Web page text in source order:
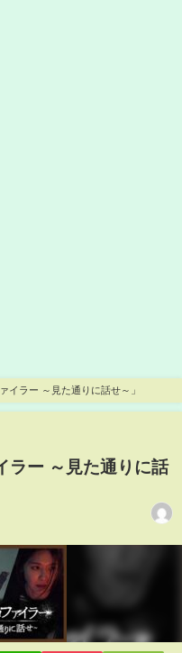
イラー ～見た通りに話せ～」
ラー ～見た通りに話